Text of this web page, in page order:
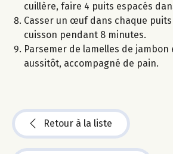
cuillère, faire 4 puits espacés
Casser un œuf dans chaque
cuisson pendant 8 minutes.
Parsemer de lamelles de
aussitôt, accompagné de pain.
Retour à la liste